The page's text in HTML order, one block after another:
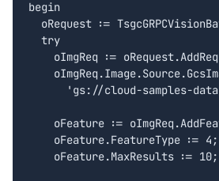
begin
oRequest :=
  try
oImgReq :=
'gs://cloud-samples-
oFeature :=
oFeature.FeatureType :=
    oFeature.MaxResults := 10;